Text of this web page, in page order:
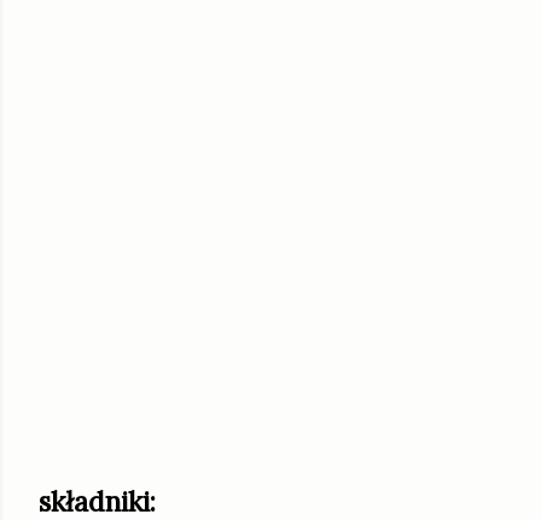
składniki: